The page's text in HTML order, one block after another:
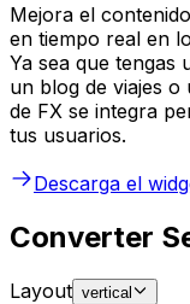
Mejora el
en tiempo real en
Ya sea que tengas
un blog de viajes o
de FX se integra
tus usuarios.
Descarga el
Converter
Layout vertical